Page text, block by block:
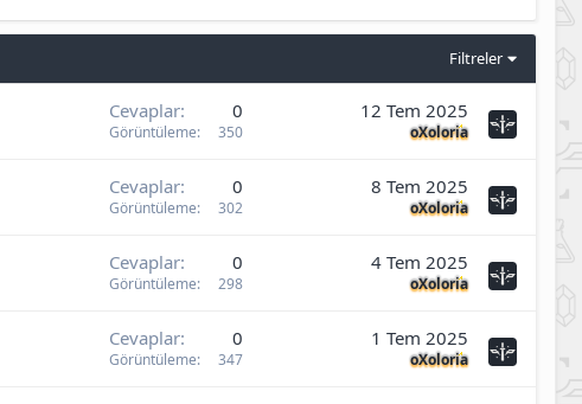
Filtreler
Cevaplar 0
Görüntüleme 350
12 Tem 2025
oXoloria
Cevaplar 0
Görüntüleme 302
8 Tem 2025
oXoloria
Cevaplar 0
Görüntüleme 298
4 Tem 2025
oXoloria
Cevaplar 0
Görüntüleme 347
1 Tem 2025
oXoloria